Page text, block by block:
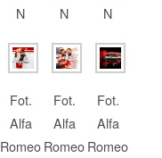
N
N
N
Fot.
Alfa
Romeo
Fot.
Alfa
Romeo
Fot.
Alfa
Romeo